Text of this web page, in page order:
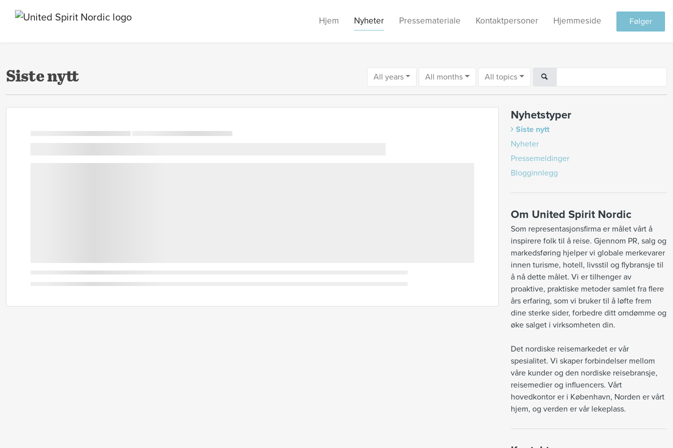
Hjem Nyheter Pressemateriale Kontaktpersoner Hjemmeside Følger
Siste nytt All years All months All topics
Nyhetstyper
Siste nytt
Nyheter
Pressemeldinger
Blogginnlegg
Om United Spirit Nordic
Som representasjonsfirma er målet vårt å
inspirere folk til å reise. Gjennom PR, salg og
markedsføring hjelper vi globale merkevarer
innen turisme, hotell, livsstil og flybransje til
å nå dette målet. Vi er tilhenger av
proaktive, praktiske metoder samlet fra flere
års erfaring, som vi bruker til å løfte frem
dine sterke sider, forbedre ditt omdømme og
øke salget i virksomheten din.
Det nordiske reisemarkedet er vår
spesialitet. Vi skaper forbindelser mellom
våre kunder og den nordiske reisebransje,
reisemedier og influencers. Vårt
hovedkontor er i København, Norden er vårt
hjem, og verden er vår lekeplass.